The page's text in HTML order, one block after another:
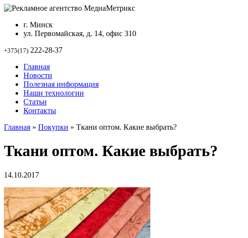
г. Минск
ул. Первомайская, д. 14, офис 310
+375(17) 222-28-37
Главная
Новости
Полезная информация
Наши технологии
Статьи
Контакты
Главная » Покупки » Ткани оптом. Какие выбрать?
Ткани оптом. Какие выбрать?
14.10.2017